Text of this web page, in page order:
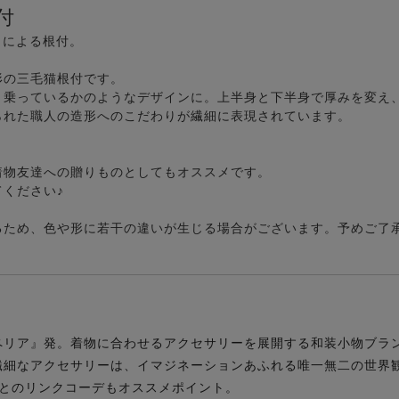
よる根付。
三毛猫根付です。
っているかのようなデザインに。上半身と下半身で厚みを変え
た職人の造形へのこだわりが繊細に表現されています。
友達への贈りものとしてもオススメです。
ださい♪
め、色や形に若干の違いが生じる場合がございます。予めご了
ア』発。着物に合わせるアクセサリーを展開する和装小物ブラ
なアクセサリーは、イマジネーションあふれる唯一無二の世界
リンクコーデもオススメポイント。